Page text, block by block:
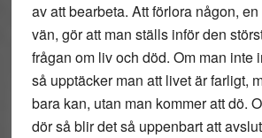
av att bearbeta. Att förlora någon,
vän, gör att man ställs inför den
frågan om liv och död. Om man inte
så upptäcker man att livet är farligt,
bara kan, utan man kommer att dö.
dör så blir det så uppenbart att